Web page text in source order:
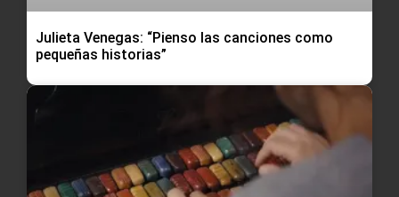
Julieta Venegas: “Pienso las canciones como
pequeñas historias”